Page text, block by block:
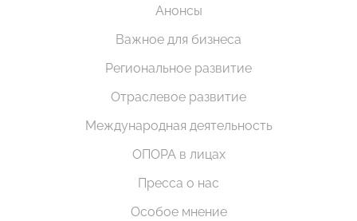
Анонсы
Важное для бизнеса
Региональное развитие
Отраслевое развитие
Международная деятельность
ОПОРА в лицах
Пресса о нас
Особое мнение